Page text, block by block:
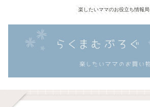
楽したいママのお役立ち情報局